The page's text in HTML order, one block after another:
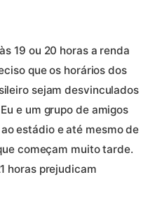
19 ou 20 horas a renda
que os horários dos
sejam desvinculados
e um grupo de amigos
estádio e até mesmo de
começam muito tarde.
horas prejudicam